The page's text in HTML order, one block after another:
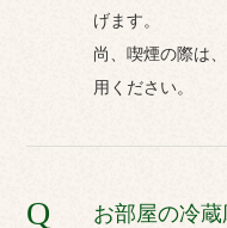
え、たっぷりと旅
なひとときをお過
げます。
尚、喫煙の際は
用ください。
Q お部屋の冷